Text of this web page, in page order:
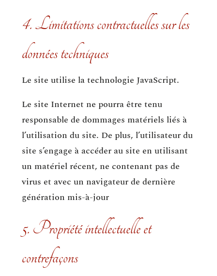
4. Limitations contractuelles sur les
données techniques
Le site utilise la technologie JavaScript.
Le site Internet ne pourra être tenu
responsable de dommages matériels liés à
l’utilisation du site. De plus, l’utilisateur du
site s’engage à accéder au site en utilisant
un matériel récent, ne contenant pas de
virus et avec un navigateur de dernière
génération mis-à-jour
5. Propriété intellectuelle et
contrefaçons